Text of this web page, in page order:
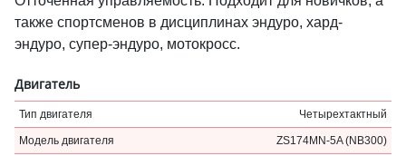
также спортсменов в дисциплинах эндуро, хард-
эндуро, супер-эндуро, мотокросс.
Двигатель
Тип двигателя Четырехтактный
Модель двигателя ZS174MN-5A (NB300)